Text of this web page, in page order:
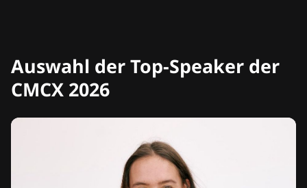
Auswahl der Top-Speaker der
CMCX 2026